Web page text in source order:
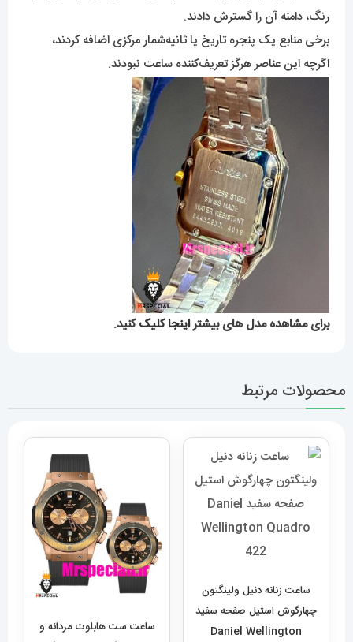
رنگ، دامنه آن را گسترش دادند.
برخی منابع یک پنجره تاریخ یا ثانیه‌شمار مرکزی اضافه کردند،
اگرچه این عناصر هرگز تعریف‌کننده ساعت نبودند.
برای مشاهده مدل های بیشتراینجا کلیککنید.
محصولات مرتبط
ساعت زنانه دنیل ولینگتون
چهارگوش استیل صفحه سفید
Daniel Wellington
ساعت ست هابلوت مردانه و